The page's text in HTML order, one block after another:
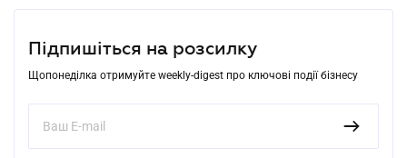
Підпишіться на розсилку
Щопонеділка отримуйте weekly-digest про ключові події бізнесу